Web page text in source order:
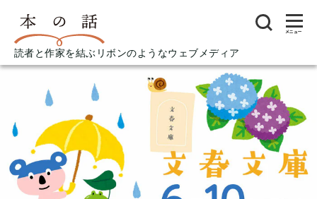
読者と作家を結ぶリボンのようなウェブメディア
メニュー